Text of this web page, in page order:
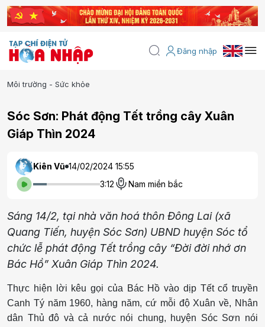
Đăng nhập
Môi trường - Sức khỏe
Sóc Sơn: Phát động Tết trồng cây Xuân
Giáp Thìn 2024
Kiên Vũ 14/02/2024 15:55
3:12
Nam miền bắc
Sáng 14/2, tại nhà văn hoá thôn Đông Lai (xã
Quang Tiến, huyện Sóc Sơn) UBND huyện Sóc tổ
chức lễ phát động Tết trồng cây “Đời đời nhớ ơn
Bác Hồ” Xuân Giáp Thìn 2024.
Thực hiện lời kêu gọi của Bác Hồ vào dịp Tết cổ truyền
Canh Tý năm 1960, hàng năm, cứ mỗi độ Xuân về, Nhân
dân Thủ đô và cả nước nói chung, huyện Sóc Sơn nói